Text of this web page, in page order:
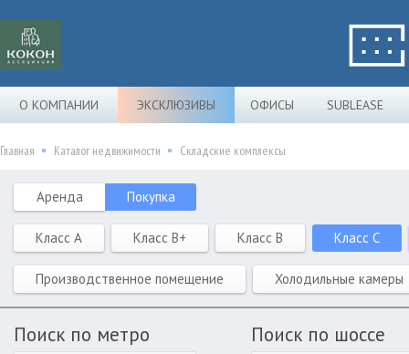
О КОМПАНИИ ЭКСКЛЮЗИВЫ ОФИСЫ SUBLEASE
Главная Каталог недвижимости Складские комплексы
Аренда Покупка
Класс A Класс B+ Класс B Класс C
Производственное помещение Холодильные камеры
Поиск по метро Поиск по шоссе